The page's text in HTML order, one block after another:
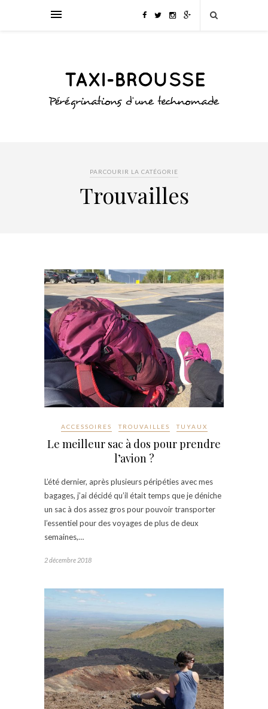
PARCOURIR LA CATÉGORIE
Trouvailles
ACCESSOIRES TROUVAILLES TUYAUX
Le meilleur sac à dos pour prendre
l’avion ?
L’été dernier, après plusieurs péripéties avec mes
bagages, j’ai décidé qu’il était temps que je déniche
un sac à dos assez gros pour pouvoir transporter
l’essentiel pour des voyages de plus de deux
semaines,…
2 décembre 2018